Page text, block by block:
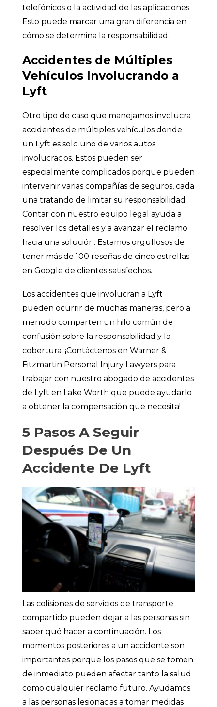
telefónicos o la actividad de las aplicaciones.
Esto puede marcar una gran diferencia en
cómo se determina la responsabilidad.
Accidentes de Múltiples
Vehículos Involucrando a
Lyft
Otro tipo de caso que manejamos involucra
accidentes de múltiples vehículos donde
un Lyft es solo uno de varios autos
involucrados. Estos pueden ser
especialmente complicados porque pueden
intervenir varias compañías de seguros, cada
una tratando de limitar su responsabilidad.
Contar con nuestro equipo legal ayuda a
resolver los detalles y a avanzar el reclamo
hacia una solución. Estamos orgullosos de
tener más de 100 reseñas de cinco estrellas
en Google de clientes satisfechos.
Los accidentes que involucran a Lyft
pueden ocurrir de muchas maneras, pero a
menudo comparten un hilo común de
confusión sobre la responsabilidad y la
cobertura. ¡Contáctenos en Warner &
Fitzmartin Personal Injury Lawyers para
trabajar con nuestro abogado de accidentes
de Lyft en Lake Worth que puede ayudarlo
a obtener la compensación que necesita!
5 Pasos A Seguir
Después De Un
Accidente De Lyft
Las colisiones de servicios de transporte
compartido pueden dejar a las personas sin
saber qué hacer a continuación. Los
momentos posteriores a un accidente son
importantes porque los pasos que se tomen
de inmediato pueden afectar tanto la salud
como cualquier reclamo futuro. Ayudamos
a las personas lesionadas a tomar medidas